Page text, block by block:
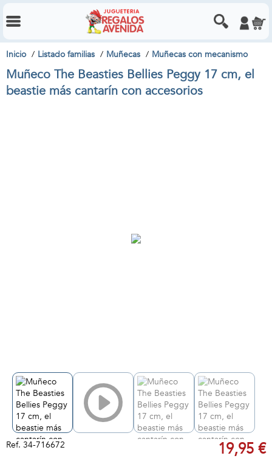
Inicio Listado familias Muñecas Muñecas con mecanismo
Muñeco The Beasties Bellies Peggy 17 cm, el
beastie más cantarín con accesorios
Ref. 34-716672 19,95 €